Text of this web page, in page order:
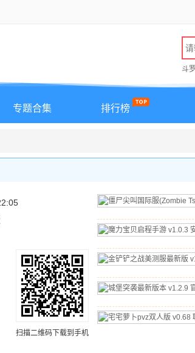
斗
专题合集 排行榜
扫描二维码下载到手机